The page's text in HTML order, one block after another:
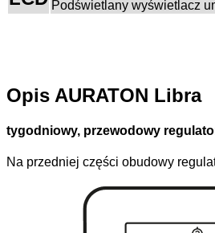
Podświetlany wyświetlacz
Opis AURATON Libra
tygodniowy, przewodowy
Na przedniej części obudowy